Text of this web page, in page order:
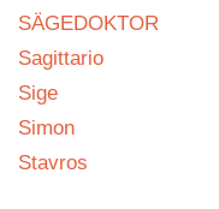
SÄGEDOKTOR
Sagittario
Sige
Simon
Stavros